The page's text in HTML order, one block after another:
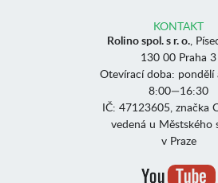
KONTAKT
Rolino spol. s r. o.,
130 00 Praha 3
Otevírací doba: pondělí
8:00—16:30
IČ: 47123605, značka
vedená u Městského
v Praze